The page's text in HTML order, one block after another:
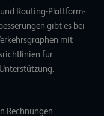
Routing-Plattform-
gibt es bei
mit
für
Rechnungen